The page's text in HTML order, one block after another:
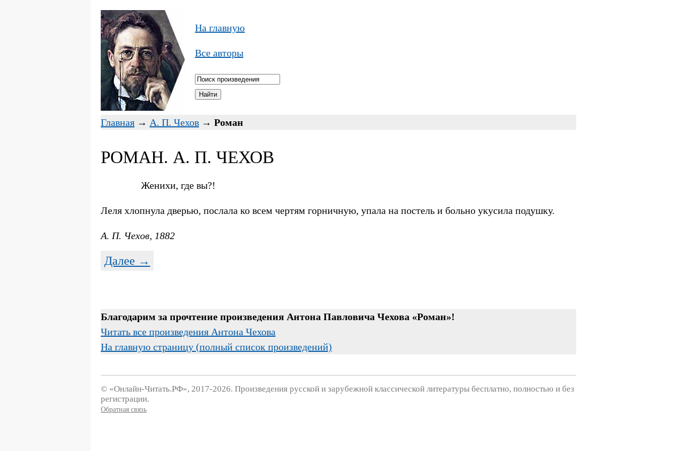
На главную
Все авторы
Главная → А. П. Чехов → Роман
РОМАН. А. П. ЧЕХОВ
Женихи, где вы?!
Леля хлопнула дверью, послала ко всем чертям горничную, упала на постель и больно укусила подушку.
А. П. Чехов, 1882
Далее →
Благодарим за прочтение произведения Антона Павловича Чехова «Роман»!
Читать все произведения Антона Чехова
На главную страницу (полный список произведений)
© «Онлайн-Читать.РФ», 2017-2026. Произведения русской и зарубежной классической литературы бесплатно, полностью и без
регистрации.
Обратная связь